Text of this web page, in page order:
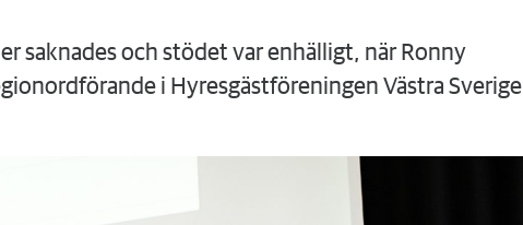
saknades och stödet var enhälligt, när Ronny
i Hyresgästföreningen Västra Sverige